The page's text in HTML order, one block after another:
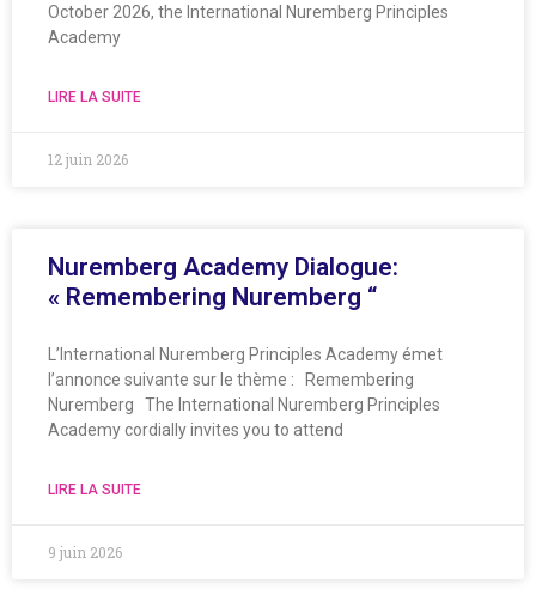
October 2026, the International Nuremberg Principles
Academy
LIRE LA SUITE
12 juin 2026
Nuremberg Academy Dialogue:
« Remembering Nuremberg “
L’International Nuremberg Principles Academy émet
l’annonce suivante sur le thème : Remembering
Nuremberg The International Nuremberg Principles
Academy cordially invites you to attend
LIRE LA SUITE
9 juin 2026